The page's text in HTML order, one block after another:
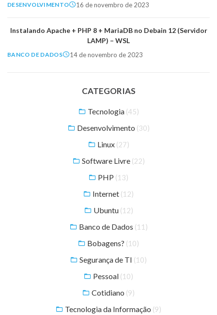
DESENVOLVIMENTO 16 de novembro de 2023
Instalando Apache + PHP 8 + MariaDB no Debain 12 (Servidor
LAMP) – WSL
BANCO DE DADOS 14 de novembro de 2023
CATEGORIAS
Tecnologia (45)
Desenvolvimento (30)
Linux (27)
Software Livre (22)
PHP (13)
Internet (12)
Ubuntu (12)
Banco de Dados (11)
Bobagens? (10)
Segurança de TI (10)
Pessoal (10)
Cotidiano (9)
Tecnologia da Informação (9)